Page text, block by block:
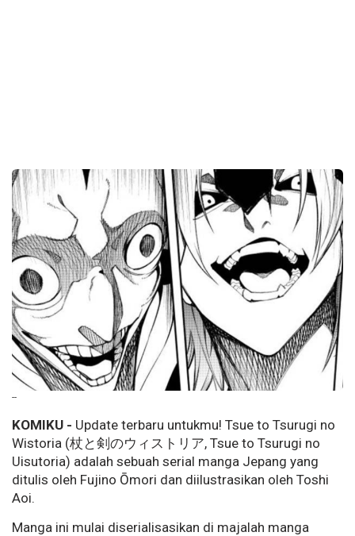
--
KOMIKU - Update terbaru untukmu! Tsue to Tsurugi no
Wistoria (杖と剣のウィストリア, Tsue to Tsurugi no
Uisutoria) adalah sebuah serial manga Jepang yang
ditulis oleh Fujino Ōmori dan diilustrasikan oleh Toshi
Aoi.
Manga ini mulai diserialisasikan di majalah manga